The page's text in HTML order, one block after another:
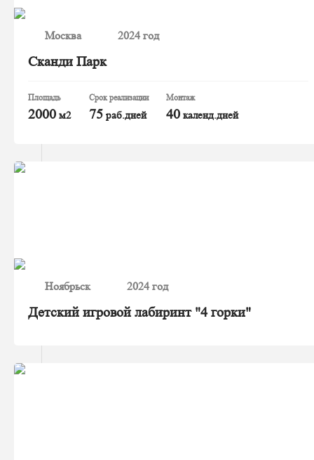
Москва 2024 год
Сканди Парк
Площадь
2000 м2
Срок реализации
75 раб.дней
Монтаж
40 календ.дней
Ноябрьск 2024 год
Детский игровой лабиринт "4 горки"